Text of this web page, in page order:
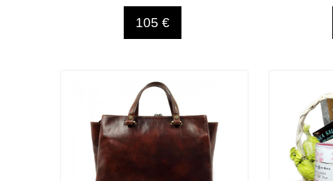
105 €